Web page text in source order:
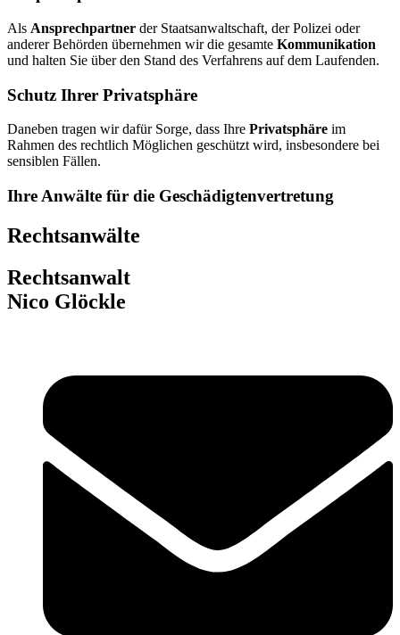
Als Ansprechpartner der Staatsanwaltschaft, der Polizei oder
anderer Behörden übernehmen wir die gesamte Kommunikation
und halten Sie über den Stand des Verfahrens auf dem Laufenden.
Schutz Ihrer Privatsphäre
Daneben tragen wir dafür Sorge, dass Ihre Privatsphäre im
Rahmen des rechtlich Möglichen geschützt wird, insbesondere bei
sensiblen Fällen.
Ihre Anwälte für die Geschädigtenvertretung
Rechtsanwälte
Rechtsanwalt
Nico Glöckle